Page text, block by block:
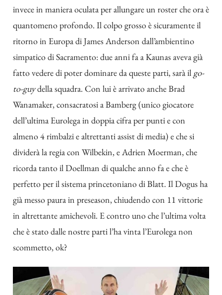
invece in maniera oculata per allungare un roster che ora è
quantomeno profondo. Il colpo grosso è sicuramente il
ritorno in Europa di James Anderson dall’ambientino
simpatico di Sacramento: due anni fa a Kaunas aveva già
fatto vedere di poter dominare da queste parti, sarà il go-
to-guydella squadra. Con lui è arrivato anche Brad
Wanamaker, consacratosi a Bamberg (unico giocatore
dell’ultima Eurolega in doppia cifra per punti e con
almeno 4 rimbalzi e altrettanti assist di media) e che si
dividerà la regia con Wilbekin, e Adrien Moerman, che
ricorda tanto il Doellman di qualche anno fa e che è
perfetto per il sistema princetoniano di Blatt. Il Dogus ha
già messo paura in preseason, chiudendo con 11 vittorie
in altrettante amichevoli. E contro uno che l’ultima volta
che è stato dalle nostre parti l’ha vinta l’Eurolega non
scommetto, ok?